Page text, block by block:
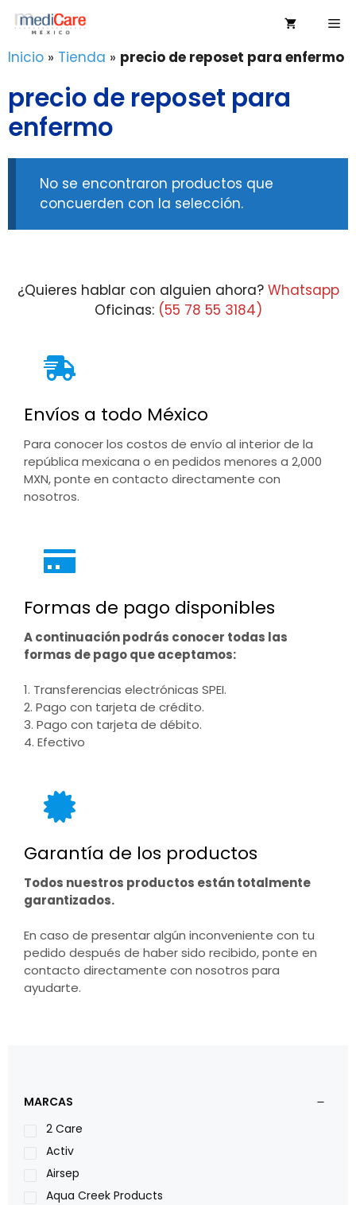
Saltar
contenido
Inicio » Tienda » precio de reposet para enfermo
precio de reposet para
enfermo
No se encontraron productos que
concuerden con la selección.
¿Quieres hablar con alguien ahora? Whatsapp
Oficinas: (55 78 55 3184)
Envíos a todo México
Para conocer los costos de envío al interior de la
república mexicana o en pedidos menores a 2,000
MXN, ponte en contacto directamente con
nosotros.
Formas de pago disponibles
A continuación podrás conocer todas las
formas de pago que aceptamos:
1. Transferencias electrónicas SPEI.
2. Pago con tarjeta de crédito.
3. Pago con tarjeta de débito.
4. Efectivo
Garantía de los productos
Todos nuestros productos están totalmente
garantizados.
En caso de presentar algún inconveniente con tu
pedido después de haber sido recibido, ponte en
contacto directamente con nosotros para
ayudarte.
MARCAS
2 Care
Activ
Airsep
Aqua Creek Products